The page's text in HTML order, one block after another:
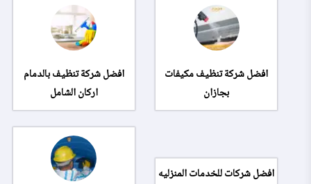
افضل شركة تنظيف مكيفات
بجازان
افضل شركة تنظيف بالدمام
اركان الشامل
افضل شركات للخدمات المنزليه